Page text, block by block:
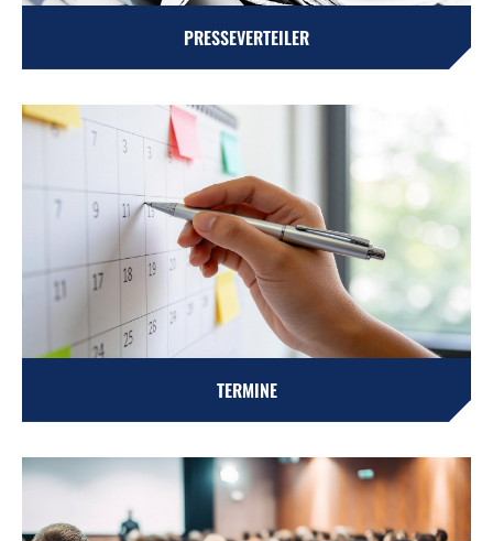
PRESSEVERTEILER
TERMINE